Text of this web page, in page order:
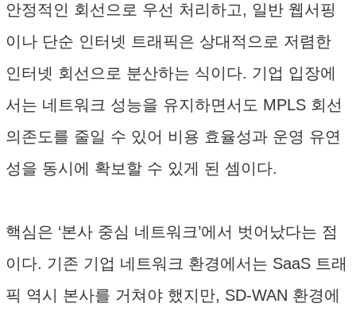
안정적인 회선으로 우선 처리하고, 일반 웹서핑
이나 단순 인터넷 트래픽은 상대적으로 저렴한
인터넷 회선으로 분산하는 식이다. 기업 입장에
서는 네트워크 성능을 유지하면서도 MPLS 회선
의존도를 줄일 수 있어 비용 효율성과 운영 유연
성을 동시에 확보할 수 있게 된 셈이다.
핵심은 ‘본사 중심 네트워크’에서 벗어났다는 점
이다. 기존 기업 네트워크 환경에서는 SaaS 트래
픽 역시 본사를 거쳐야 했지만, SD-WAN 환경에